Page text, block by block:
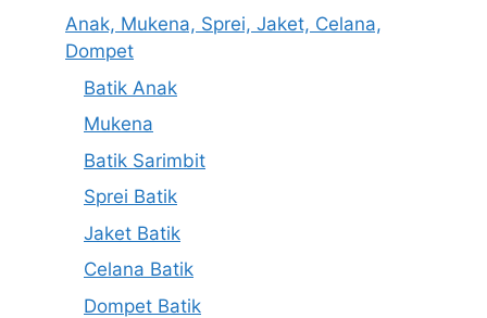
Anak, Mukena, Sprei, Jaket, Celana,
Dompet
Batik Anak
Mukena
Batik Sarimbit
Sprei Batik
Jaket Batik
Celana Batik
Dompet Batik